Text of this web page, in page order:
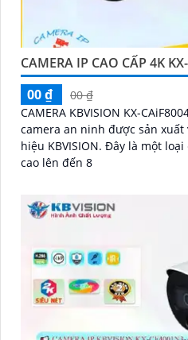
CAMERA IP CAO CẤP 4K
00 ₫
00 ₫
CAMERA KBVISION KX-
camera an ninh được sản
hiệu KBVISION. Đây là một loại camera IP có độ phân giải
cao lên đến 8